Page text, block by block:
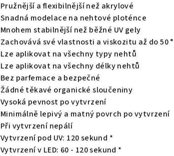
Pružnější a flexibilnější než akrylové
Snadná modelace na nehtové ploténce
Mnohem stabilnější než běžné UV gely
Zachovává své vlastnosti a viskozitu až do 50
Lze aplikovat na všechny typy nehtů
Lze aplikovat na všechny délky nehtů
Bez parfemace a bezpečné
Žádné těkavé organické sloučeniny
Vysoká pevnost po vytvrzení
Minimálně lepivý a matný povrch po vytvrzení
Při vytvrzení nepálí
Vytvrzení pod UV: 120 sekund *
Vytvrzení v LED: 60 - 120 sekund *